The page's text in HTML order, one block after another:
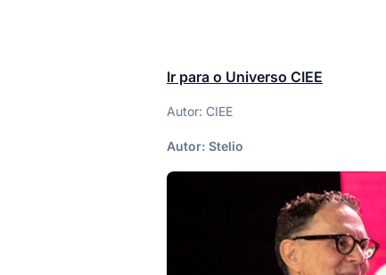
Ir para o Universo CIEE
Autor: CIEE
Autor: Stelio